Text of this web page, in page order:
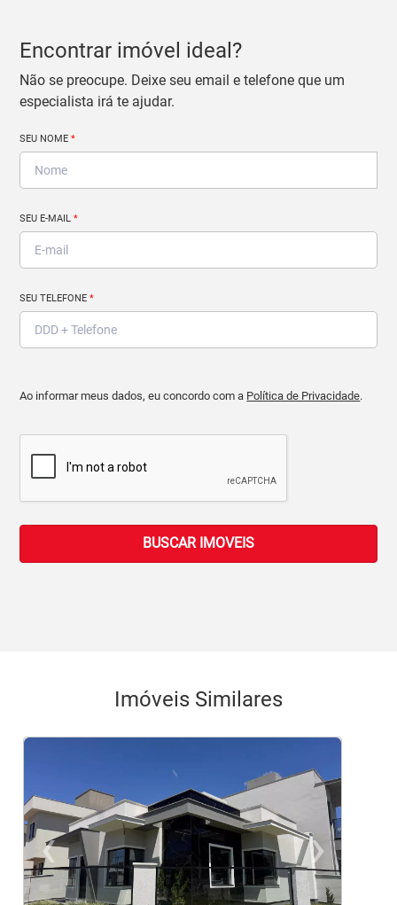
Encontrar imóvel ideal?
Não se preocupe. Deixe seu email e telefone que um
especialista irá te ajudar.
SEU NOME*
SEU E-MAIL*
SEU TELEFONE*
Ao informar meus dados, eu concordo com a Política de Privacidade.
BUSCAR IMOVEIS
Imóveis Similares
‹
Previous
›